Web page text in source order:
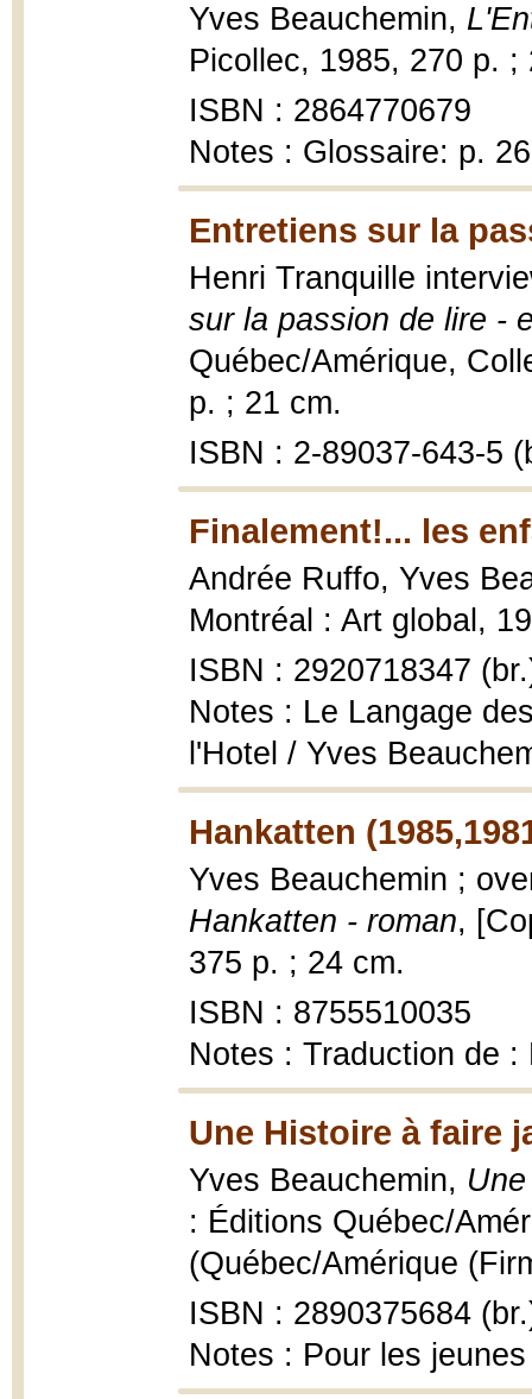
Yves Beauchemin,
Picollec, 1985, 270 p. ;
ISBN : 2864770679
Notes : Glossaire: p.
Entretiens sur la
Henri Tranquille
sur la passion de lire -
Québec/Amérique,
p. ; 21 cm.
ISBN : 2-89037-643-5
Finalement!... les
Andrée Ruffo, Yves
Montréal : Art global,
ISBN : 2920718347
Notes : Le Langage
l'Hotel / Yves
Hankatten
Yves Beauchemin ;
Hankatten - roman,
375 p. ; 24 cm.
ISBN : 8755510035
Notes : Traduction de :
Une Histoire à faire
Yves Beauchemin,
: Éditions Québec/
(Québec/Amérique
ISBN : 2890375684
Notes : Pour les